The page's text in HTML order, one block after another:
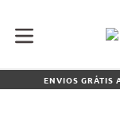
ENVIOS GRÁTIS